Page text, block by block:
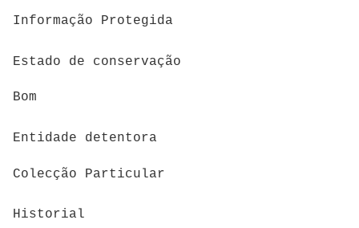
Informação Protegida
Estado de conservação
Bom
Entidade detentora
Colecção Particular
Historial